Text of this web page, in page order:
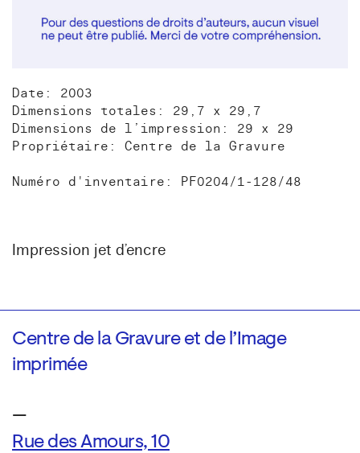
Date: 2003
Dimensions totales: 29,7 x 29,7
Dimensions de l’impression: 29 x 29
Propriétaire: Centre de la Gravure
Numéro d'inventaire: PF0204/1-128/48
Impression jet d’encre
Centre de la Gravure et de l’Image
imprimée
—
Rue des Amours, 10